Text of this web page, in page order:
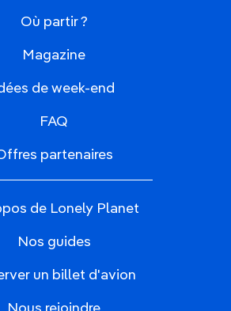
Où partir ?
Magazine
de week-end
FAQ
partenaires
de Lonely Planet
Nos guides
un billet d'avion